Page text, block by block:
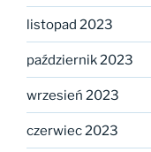
listopad 2023
październik 2023
wrzesień 2023
czerwiec 2023